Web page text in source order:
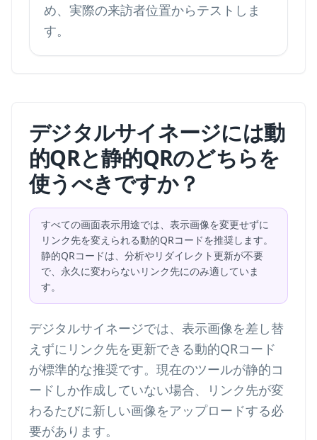
め、実際の来訪者位置からテストしま
す。
デジタルサイネージには動
的QRと静的QRのどちらを
使うべきですか？
すべての画面表示用途では、表示画像を変更せずに
リンク先を変えられる動的QRコードを推奨します。
静的QRコードは、分析やリダイレクト更新が不要
で、永久に変わらないリンク先にのみ適していま
す。
デジタルサイネージでは、表示画像を差し替
えずにリンク先を更新できる動的QRコード
が標準的な推奨です。現在のツールが静的コ
ードしか作成していない場合、リンク先が変
わるたびに新しい画像をアップロードする必
要があります。